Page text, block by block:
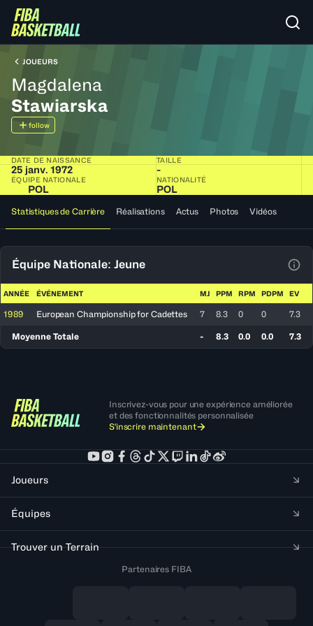
JOUEURS
Magdalena
Stawiarska
follow
DATE DE NAISSANCE
25 janv. 1972
TAILLE
-
ÉQUIPE NATIONALE
POL
NATIONALITÉ
POL
Statistiques de Carrière Réalisations Actus Photos Vidéos
Équipe Nationale: Jeune
ANNÉE ÉVÉNEMENT MJ PPM RPM PDPM EV
1989 European Championship for Cadettes 7 8.3 0 0 7.3
Moyenne Totale - 8.3 0.0 0.0 7.3
Inscrivez-vous pour une expérience améliorée
et des fonctionnalités personnalisée
S'inscrire maintenant
Joueurs
Équipes
Trouver un Terrain
Partenaires FIBA